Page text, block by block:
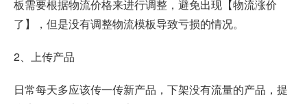
板需要根据物流价格来进行调整，避免出现【物流涨价
了】，但是没有调整物流模板导致亏损的情况。
2、上传产品
日常每天多应该传一传新产品，下架没有流量的产品，提